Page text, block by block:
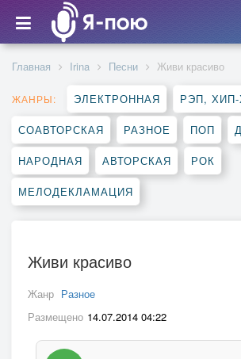
Главная Irina Песни Живи красиво
ЖАНРЫ: ЭЛЕКТРОННАЯ РЭП,
СОАВТОРСКАЯ РАЗНОЕ ПОП
НАРОДНАЯ АВТОРСКАЯ РОК
МЕЛОДЕКЛАМАЦИЯ
Живи красиво
Жанр Разное
Размещено 14.07.2014 04:22